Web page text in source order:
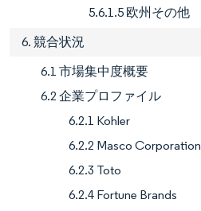
5.6.1.5 欧州その他
6. 競合状況
6.1 市場集中度概要
6.2 企業プロファイル
6.2.1 Kohler
6.2.2 Masco Corporation
6.2.3 Toto
6.2.4 Fortune Brands